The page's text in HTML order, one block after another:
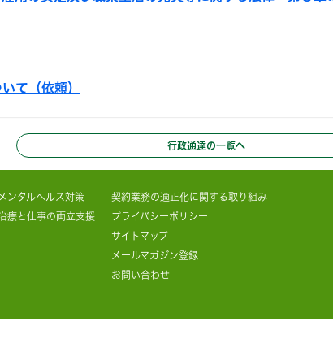
て（依頼）
行政通達の一覧へ
メンタルヘルス対策
療と仕事の両立支援
契約業務の適正化に関する取り組み
プライバシーポリシー
サイトマップ
メールマガジン登録
お問い合わせ